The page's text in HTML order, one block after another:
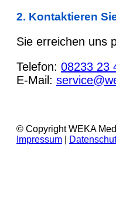
2. Kontaktieren
Sie erreichen uns
Telefon: 08233 23
E-Mail:
© Copyright WEKA
Impressum